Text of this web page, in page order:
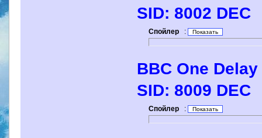
SID: 8002 DEC
Спойлер :
BBC One Delay
SID: 8009 DEC
Спойлер :